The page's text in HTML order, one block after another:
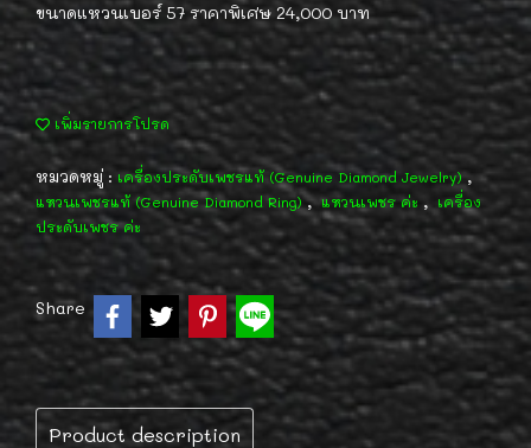
ขนาดแหวนเบอร์ 57 ราคาพิเศษ 24,000 บาท
เพิ่มรายการโปรด
หมวดหมู่ : เครื่องประดับเพชรแท้ (Genuine Diamond Jewelry) ,
แหวนเพชรแท้ (Genuine Diamond Ring), แหวนเพชร ค่ะ , เครื่อง
ประดับเพชร ค่ะ
Share
Product description